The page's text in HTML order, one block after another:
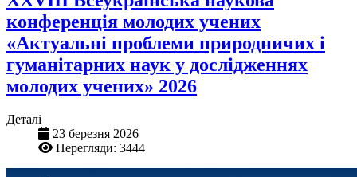
конференція молодих учених
«Актуальні проблеми природничих і
гуманітарних наук у дослідженнях
молодих учених» 2026
Деталі
23 березня 2026
Перегляди: 3444